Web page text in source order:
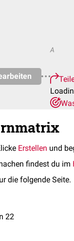
A
Erstellen und
findest du im
die folgende Seite.
22